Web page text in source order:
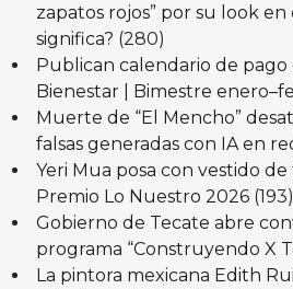
zapatos rojos” por su look
significa? (280)
Publican calendario de pago
Bienestar | Bimestre
Muerte de “El Mencho”
falsas generadas con IA en
Yeri Mua posa con vestido
Premio Lo Nuestro 2026 (193)
Gobierno de Tecate abre
programa “Construyendo X
La pintora mexicana Edith